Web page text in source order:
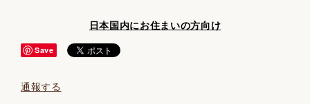
日本国内にお住まいの方向け
Save
通報する